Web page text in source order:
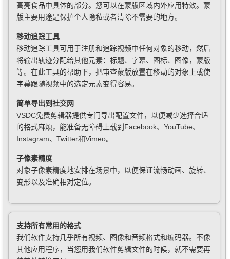
高亮食品中具体的部分。您可以在蒙版区域内外应用特效。蒙
版主要用途是保护个人隐私或者清除不需要的地方。
移动追踪工具
移动追踪工具可用于注册和追踪视频中任何对象的移动，然后
将输出轨迹分配给其他元素：标题、字幕、图标、图像，蒙版
等。在此工具的帮助下，把审查蒙版放置在移动的对象上或使
字幕跟随视频中的选定元素变得容易。
简单导出到社交网
VSDC免费剪辑器提供专门导出配置文件，以便减少选择合适
的格式麻烦，能准备无障碍上载到Facebook、YouTube、
Instagram、Twitter和Vimeo。
子像素精度
对象子像素精度地安排在场景中，以便保证流畅动画、旋转、
变形以及准确相对定位。
支持所有常用的格式
我们软件支持几乎所有视频、图像和音频格式和编码器。不像
其他应用程序，当您用我们软件剪辑文件的时候，就不需要再